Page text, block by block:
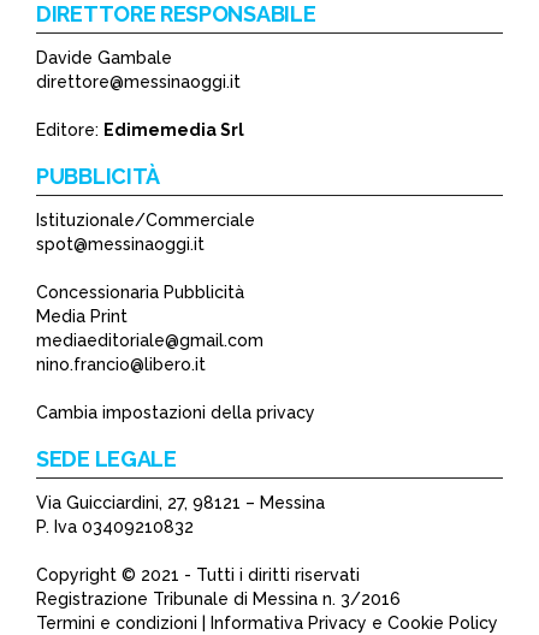
DIRETTORE RESPONSABILE
Davide Gambale
direttore@messinaoggi.it
Editore: Edimemedia Srl
PUBBLICITÀ
Istituzionale/Commerciale
spot@messinaoggi.it
Concessionaria Pubblicità
Media Print
mediaeditoriale@gmail.com
nino.francio@libero.it
Cambia impostazioni della privacy
SEDE LEGALE
Via Guicciardini, 27, 98121 – Messina
P. Iva 03409210832
Copyright © 2021 - Tutti i diritti riservati
Registrazione Tribunale di Messina n. 3/2016
Termini e condizioni | Informativa Privacy e Cookie Policy